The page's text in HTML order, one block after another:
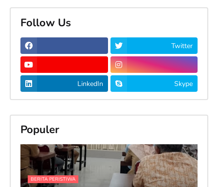
Follow Us
Twitter
LinkedIn Skype
Populer
BERITA PERISTIWA